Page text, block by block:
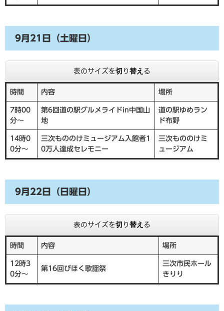
9月21日（土曜日）
表のサイズを切り替える
時間 内容 場所
7時00
分～
第6回道の駅グルメライドin中国山
地
道の駅ゆめラン
ド布野
14時0
0分～
三次もののけミュージアム入館者1
0万人達成セレモニー
三次もののけミ
ュージアム
9月22日（日曜日）
表のサイズを切り替える
時間 内容 場所
12時3
0分～
第16回びほく歌謡祭
三次市民ホール
きりり